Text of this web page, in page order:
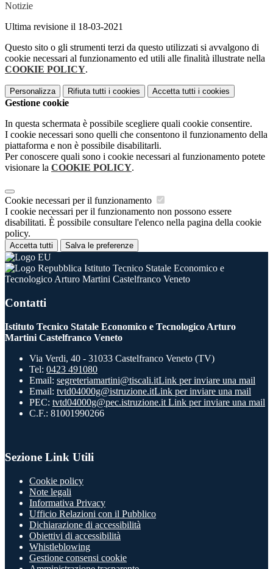
Notizie
Ultima revisione il 18-03-2021
Questo sito o gli strumenti terzi da questo utilizzati si avvalgono di
cookie necessari al funzionamento ed utili alle finalità illustrate nella
COOKIE POLICY.
Personalizza Rifiuta tutti i cookies Accetta tutti i cookies
Gestione cookie
In questa schermata è possibile scegliere quali cookie consentire.
I cookie necessari sono quelli che consentono il funzionamento della
piattaforma e non è possibile disabilitarli.
Per conoscere quali sono i cookie necessari al funzionamento potete
visionare la COOKIE POLICY.
Cookie necessari per il funzionamento
I cookie necessari per il funzionamento non possono essere
disabilitati. È possibile consultare l'elenco nella pagina della cookie
policy.
Accetta tutti Salva le preferenze
Istituto Tecnico Statale Economico e
Tecnologico Arturo Martini Castelfranco Veneto
Contatti
Istituto Tecnico Statale Economico e Tecnologico Arturo
Martini Castelfranco Veneto
Via Verdi, 40 - 31033 Castelfranco Veneto (TV)
Tel: 0423 491080
Email: segreteriamartini@tiscali.itLink per inviare una mail
Email: tvtd04000g@istruzione.itLink per inviare una mail
PEC: tvtd04000g@pec.istruzione.it Link per inviare una mail
C.F.: 81001990266
Sezione Link Utili
Cookie policy
Note legali
Informativa Privacy
Ufficio Relazioni con il Pubblico
Dichiarazione di accessibilità
Obiettivi di accessibilità
Whistleblowing
Gestione consensi cookie